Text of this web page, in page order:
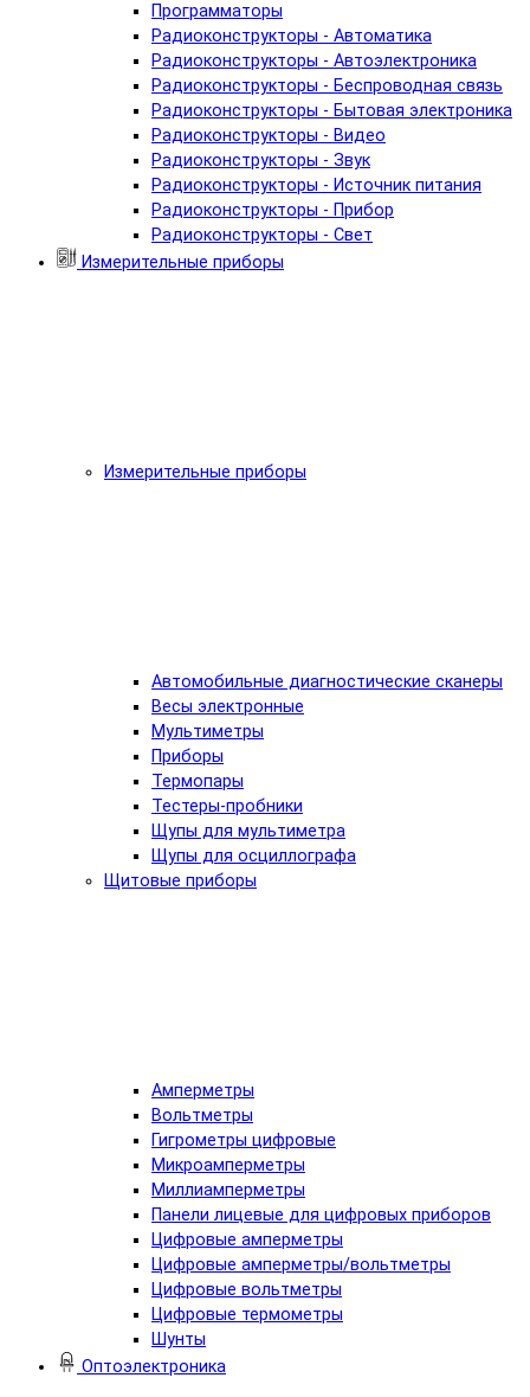
Программаторы
Радиоконструкторы - Автоматика
Радиоконструкторы - Автоэлектроника
Радиоконструкторы - Беспроводная связь
Радиоконструкторы - Бытовая электроника
Радиоконструкторы - Видео
Радиоконструкторы - Звук
Радиоконструкторы - Источник питания
Радиоконструкторы - Прибор
Радиоконструкторы - Свет
Измерительные приборы
Измерительные приборы
Автомобильные диагностические сканеры
Весы электронные
Мультиметры
Приборы
Термопары
Тестеры-пробники
Щупы для мультиметра
Щупы для осциллографа
Щитовые приборы
Амперметры
Вольтметры
Гигрометры цифровые
Микроамперметры
Миллиамперметры
Панели лицевые для цифровых приборов
Цифровые амперметры
Цифровые амперметры/вольтметры
Цифровые вольтметры
Цифровые термометры
Шунты
Оптоэлектроника